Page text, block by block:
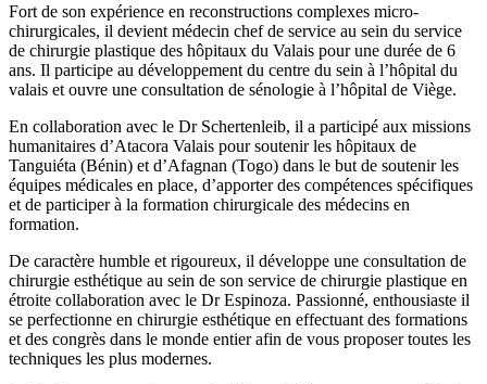
Fort de son expérience en reconstructions complexes micro-
chirurgicales, il devient médecin chef de service au sein du service
de chirurgie plastique des hôpitaux du Valais pour une durée de 6
ans. Il participe au développement du centre du sein à l’hôpital du
valais et ouvre une consultation de sénologie à l’hôpital de Viège.
En collaboration avec le Dr Schertenleib, il a participé aux missions
humanitaires d’Atacora Valais pour soutenir les hôpitaux de
Tanguiéta (Bénin) et d’Afagnan (Togo) dans le but de soutenir les
équipes médicales en place, d’apporter des compétences spécifiques
et de participer à la formation chirurgicale des médecins en
formation.
De caractère humble et rigoureux, il développe une consultation de
chirurgie esthétique au sein de son service de chirurgie plastique en
étroite collaboration avec le Dr Espinoza. Passionné, enthousiaste il
se perfectionne en chirurgie esthétique en effectuant des formations
et des congrès dans le monde entier afin de vous proposer toutes les
techniques les plus modernes.